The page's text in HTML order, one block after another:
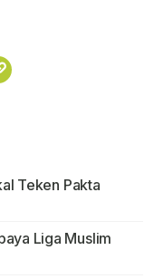
Teken Pakta
Liga Muslim